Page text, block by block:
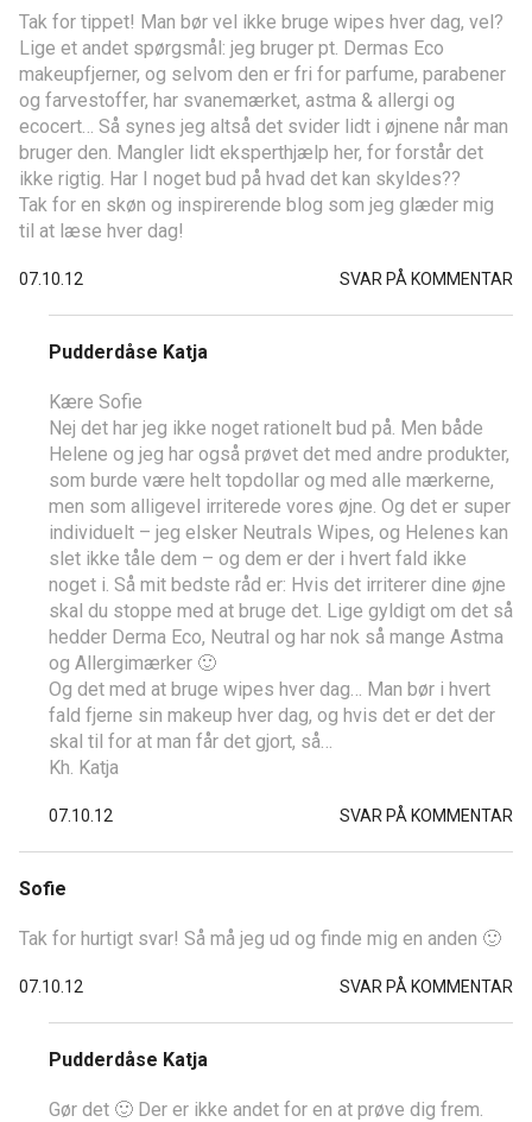
Tak for tippet! Man bør vel ikke bruge wipes hver dag, vel?
Lige et andet spørgsmål: jeg bruger pt. Dermas Eco
makeupfjerner, og selvom den er fri for parfume, parabener
og farvestoffer, har svanemærket, astma & allergi og
ecocert… Så synes jeg altså det svider lidt i øjnene når man
bruger den. Mangler lidt eksperthjælp her, for forstår det
ikke rigtig. Har I noget bud på hvad det kan skyldes??
Tak for en skøn og inspirerende blog som jeg glæder mig
til at læse hver dag!
07.10.12 SVAR PÅ KOMMENTAR
Pudderdåse Katja
Kære Sofie
Nej det har jeg ikke noget rationelt bud på. Men både
Helene og jeg har også prøvet det med andre produkter,
som burde være helt topdollar og med alle mærkerne,
men som alligevel irriterede vores øjne. Og det er super
individuelt – jeg elsker Neutrals Wipes, og Helenes kan
slet ikke tåle dem – og dem er der i hvert fald ikke
noget i. Så mit bedste råd er: Hvis det irriterer dine øjne
skal du stoppe med at bruge det. Lige gyldigt om det så
hedder Derma Eco, Neutral og har nok så mange Astma
og Allergimærker 🙂
Og det med at bruge wipes hver dag… Man bør i hvert
fald fjerne sin makeup hver dag, og hvis det er det der
skal til for at man får det gjort, så…
Kh. Katja
07.10.12 SVAR PÅ KOMMENTAR
Sofie
Tak for hurtigt svar! Så må jeg ud og finde mig en anden 🙂
07.10.12 SVAR PÅ KOMMENTAR
Pudderdåse Katja
Gør det 🙂 Der er ikke andet for en at prøve dig frem.